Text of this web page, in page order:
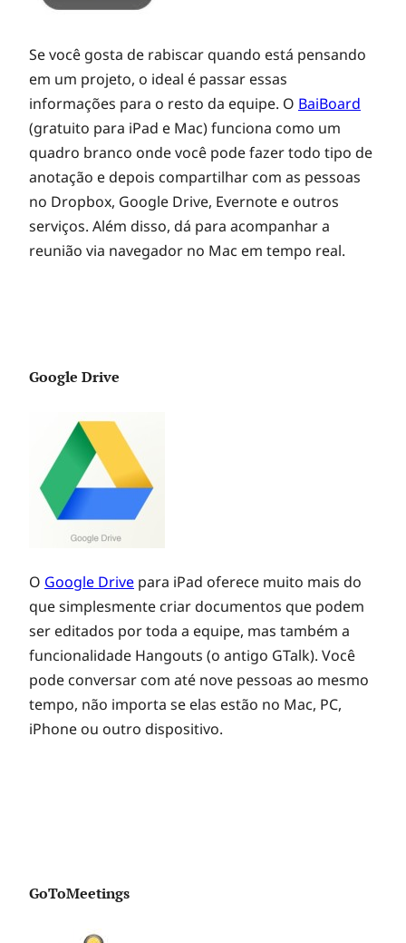
ç
o
s
n
v
e
m
Se você gosta de rabiscar quando está pensando
em um projeto, o ideal é passar essas
informações para o resto da equipe. O BaiBoard
(gratuito para iPad e Mac) funciona como um
quadro branco onde você pode fazer todo tipo de
anotação e depois compartilhar com as pessoas
no Dropbox, Google Drive, Evernote e outros
serviços. Além disso, dá para acompanhar a
reunião via navegador no Mac em tempo real.
Google Drive
O Google Drive para iPad oferece muito mais do
que simplesmente criar documentos que podem
ser editados por toda a equipe, mas também a
funcionalidade Hangouts (o antigo GTalk). Você
pode conversar com até nove pessoas ao mesmo
tempo, não importa se elas estão no Mac, PC,
iPhone ou outro dispositivo.
GoToMeetings